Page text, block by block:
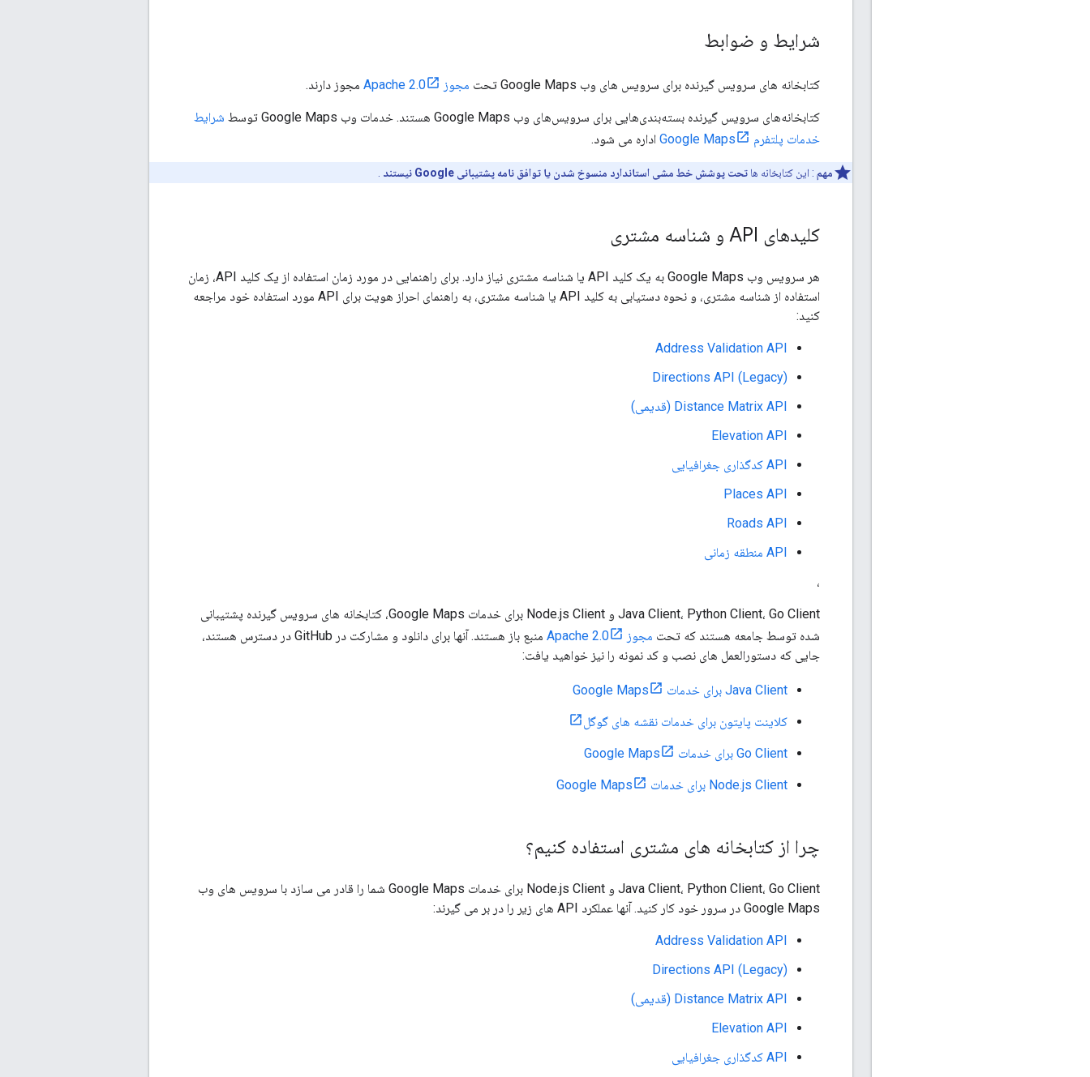
شرایط و ضوابط
کتابخانه های سرویس گیرنده برای سرویس های وب Google Maps تحت مجوز Apache 2.0 مجوز دارند.
کتابخانه‌های سرویس گیرنده بسته‌بندی‌هایی برای سرویس‌های وب Google Maps هستند. خدمات وب Google Maps توسط
شرایط
خدمات پلتفرم Google Maps
اداره می شود.
مهم : این کتابخانه ها تحت پوشش خط مشی استاندارد منسوخ شدن یا توافق نامه پشتیبانی Google نیستند
کلیدهای API و شناسه مشتری
هر سرویس وب Google Maps به یک کلید API یا شناسه مشتری نیاز دارد. برای راهنمایی در مورد زمان استفاده از یک کلید API، زمان
استفاده از شناسه مشتری، و نحوه دستیابی به کلید API یا شناسه مشتری، به راهنمای احراز هویت برای API مورد استفاده خود مراجعه
کنید:
Address Validation API
Directions API (Legacy)
Distance Matrix API (قدیمی)
Elevation API
API کدگذاری جغرافیایی
Places API
Roads API
API منطقه زمانی
،
Java Client، Python Client، Go Client و Node.js Client برای خدمات Google Maps، کتابخانه های سرویس گیرنده پشتیبانی
شده توسط جامعه هستند که تحت مجوز Apache 2.0
منبع باز هستند. آنها برای دانلود و مشارکت در GitHub در دسترس هستند،
جایی که دستورالعمل های نصب و کد نمونه را نیز خواهید یافت:
Java Client برای خدمات Google Maps
کلاینت پایتون برای خدمات نقشه های گوگل
Go Client برای خدمات Google Maps
Node.js Client برای خدمات Google Maps
چرا از کتابخانه های مشتری استفاده کنیم؟
Java Client، Python Client، Go Client و Node.js Client برای خدمات Google Maps شما را قادر می سازد با سرویس های وب
Google Maps در سرور خود کار کنید. آنها عملکرد API های زیر را در بر می گیرند:
Address Validation API
Directions API (Legacy)
Distance Matrix API (قدیمی)
Elevation API
API کدگذاری جغرافیایی